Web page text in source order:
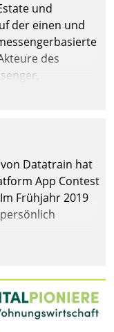
und
der einen und
des
oder
Datatrain hat
App Contest
Frühjahr 2019